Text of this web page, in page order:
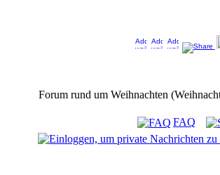
Forum rund um Weihnachten
FAQ